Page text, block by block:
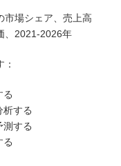
市場シェア、売上高
、2021-2026年
る
する
する
る